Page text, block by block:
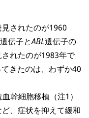
されたのが1960
遺伝子とABL遺伝子の
れたのが1983年で
きたのは、わずか40
幹細胞移植（注1）
、症状を抑えて緩和